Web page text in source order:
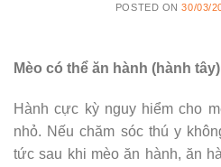
POSTED ON30/03/
Mèo có thể ăn hành (hành
Hành cực kỳ nguy hiểm cho
nhỏ. Nếu chăm sóc thú y
tức sau khi mèo ăn hành, ăn